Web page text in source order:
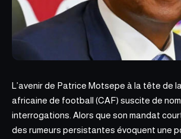
L’avenir de Patrice Motsepe à la tête de
africaine de football (CAF) suscite de
interrogations. Alors que son mandat court
des rumeurs persistantes évoquent une